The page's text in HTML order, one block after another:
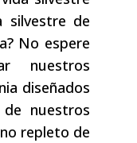
silvestre de
No espere
nuestros
diseñados
nuestros
repleto de